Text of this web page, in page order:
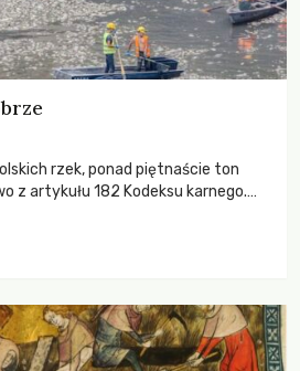
rzek, ponad piętnaście ton
z artykułu 182 Kodeksu karnego.
biologicznej śmierci rzeki.